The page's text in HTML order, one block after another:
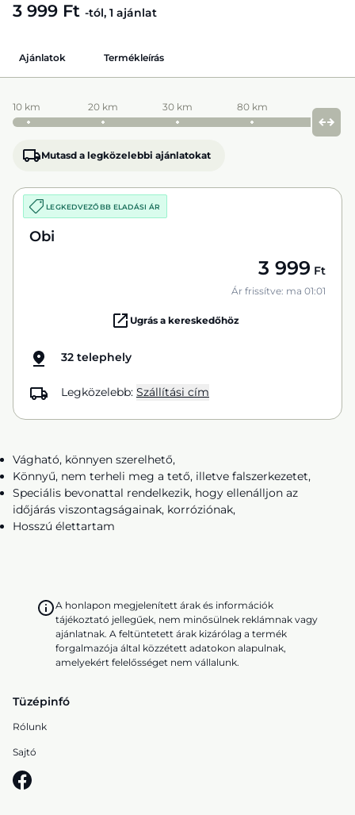
3 999 Ft -tól, 1 ajánlat
Ajánlatok Termékleírás
10 km 20 km 30 km 80 km
Mutasd a legközelebbi ajánlatokat
LEGKEDVEZŐBB ELADÁSI ÁR
Obi
3 999 Ft
Ár frissítve: ma 01:01
Ugrás a kereskedőhöz
32 telephely
Legközelebb: Szállítási cím
Vágható, könnyen szerelhető,
Könnyű, nem terheli meg a tető, illetve falszerkezetet,
Speciális bevonattal rendelkezik, hogy ellenálljon az
időjárás viszontagságainak, korróziónak,
Hosszú élettartam
A honlapon megjelenített árak és információk
tájékoztató jellegűek, nem minősülnek reklámnak vagy
ajánlatnak. A feltüntetett árak kizárólag a termék
forgalmazója által közzétett adatokon alapulnak,
amelyekért felelősséget nem vállalunk.
Tüzépinfó
Rólunk
Sajtó